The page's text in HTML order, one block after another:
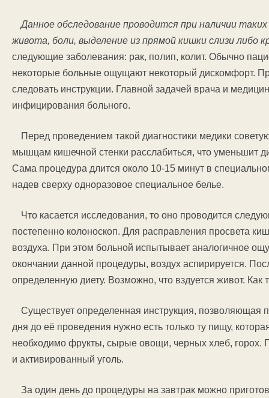
Данное обследование проводится при наличии
живота, боли, выделение из прямой кишки слизи либо
следующие заболевания: рак, полип, колит. Обычно
некоторые больные ощущают некоторый дискомфорт.
следовать инструкции. Главной задачей врача и
инфицирования больного.
Перед проведением такой диагностики медики
мышцам кишечной стенки расслабиться, что уменьшит
Сама процедура длится около 10-15 минут в
надев сверху одноразовое специальное белье.
Что касается исследования, то оно проводится
постепенно колоноскоп. Для расправления просвета
воздуха. При этом больной испытывает аналогичное
окончании данной процедуры, воздух аспирируется.
определенную диету. Возможно, что вздуется живот. Как
Существует определенная инструкция, позволяющая
дня до её проведения нужно есть только ту пищу,
необходимо фрукты, сырые овощи, черных хлеб, горох.
и активированный уголь.
За один день до процедуры на завтрак можно